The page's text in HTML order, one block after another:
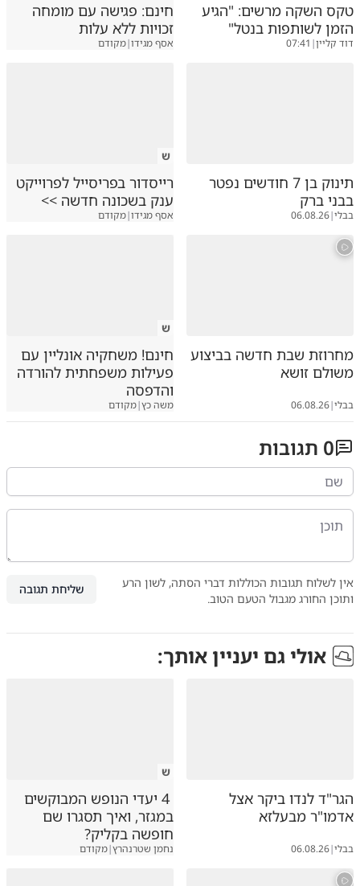
טקס השקה מרשים: "הגיע
הזמן לשותפות בנטל"
דוד קליין|
07:41
חינם: פגישה עם מומחה
זכויות ללא עלות
אסף מגידו|מקודם
תינוק בן 7 חודשים נפטר
בבני ברק
בבלי|
06.08.26
ש
רייסדור בפריסייל לפרוייקט
ענק בשכונה חדשה >>
אסף מגידו|מקודם
מחרוזת שבת חדשה בביצוע
משולם זושא
בבלי|
06.08.26
ש
חינם! משחקיה אונליין עם
פעילות משפחתית להורדה
והדפסה
משה כץ|מקודם
0 תגובות
אין לשלוח תגובות הכוללות דברי הסתה, לשון הרע
ותוכן החורג מגבול הטעם הטוב.
שליחת תגובה
אולי גם יעניין אותך:
הגר"ד לנדו ביקר אצל
אדמו"ר מבעלזא
בבלי|
06.08.26
ש
4 יעדי הנופש המבוקשים
במגזר, ואיך תסגרו שם
חופשה בקליק?
נחמן שטרנהרץ|מקודם